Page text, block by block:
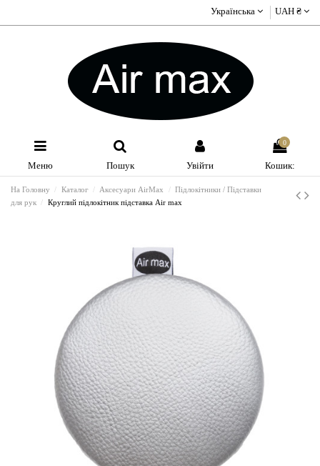
Українська UAH ₴
Меню Пошук Увійти
0
Кошик:
На Головну Каталог Аксесуари AirMax
Підлокітники / Підставки
для рук
Круглий підлокітник підставка Air max